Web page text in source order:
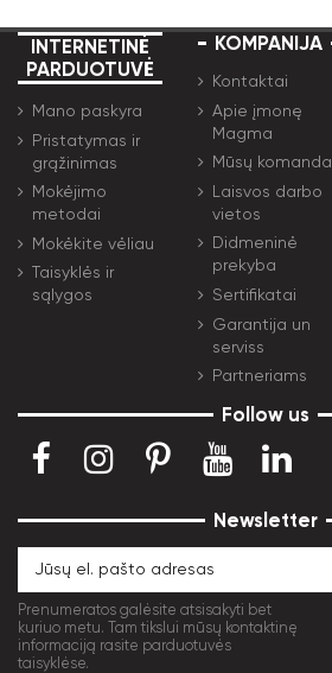
INTERNETINĖ
PARDUOTUVĖ
Mano paskyra
Pristatymas ir
grąžinimas
Mokėjimo
metodai
Mokėkite vėliau
Taisyklės ir
sąlygos
KOMPANIJA
Kontaktai
Apie įmonę
Magma
Mūsų komanda
Laisvos darbo
vietos
Didmeninė
prekyba
Sertifikatai
Garantija un
serviss
Partneriams
Follow us
Newsletter
Prenumeratos galėsite atsisakyti bet
kuriuo metu. Tam tikslui mūsų kontaktinę
informaciją rasite parduotuvės
taisyklėse.